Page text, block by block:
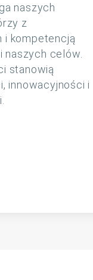
naszych
z
i kompetencją
naszych celów.
stanowią
innowacyjności i